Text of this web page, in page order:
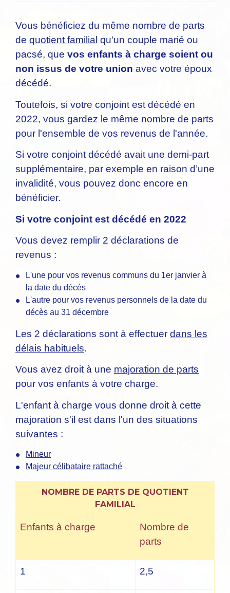
Vous bénéficiez du même nombre de parts
de quotient familial qu'un couple marié ou
pacsé, que vos enfants à charge soient ou
non issus de votre union avec votre époux
décédé.
Toutefois, si votre conjoint est décédé en
2022, vous gardez le même nombre de parts
pour l'ensemble de vos revenus de l'année.
Si votre conjoint décédé avait une demi-part
supplémentaire, par exemple en raison d’une
invalidité, vous pouvez donc encore en
bénéficier.
Si votre conjoint est décédé en 2022
Vous devez remplir 2 déclarations de
revenus :
L'une pour vos revenus communs du 1er janvier à
la date du décès
L'autre pour vos revenus personnels de la date du
décès au 31 décembre
Les 2 déclarations sont à effectuer dans les
délais habituels.
Vous avez droit à une majoration de parts
pour vos enfants à votre charge.
L'enfant à charge vous donne droit à cette
majoration s'il est dans l'un des situations
suivantes :
Mineur
Majeur célibataire rattaché
NOMBRE DE PARTS DE QUOTIENT
FAMILIAL
Enfants à charge
Nombre de
parts
1 2,5